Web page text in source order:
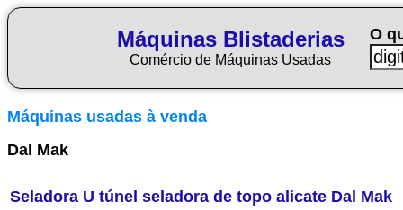
Máquinas Blistaderias
Comércio de Máquinas Usadas
O
Máquinas usadas à venda
Dal Mak
Seladora U túnel seladora de topo alicate Dal Mak